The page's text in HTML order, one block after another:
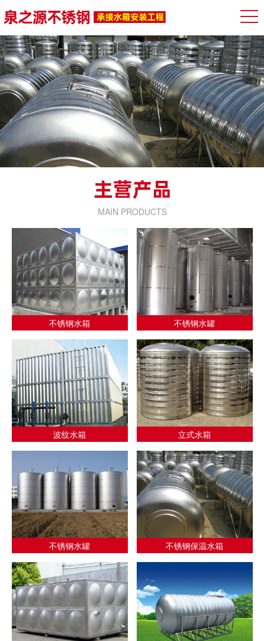
MAIN PRODUCTS
不锈钢水箱 不锈钢水罐
波纹水箱 立式水箱
不锈钢水罐 不锈钢保温水箱